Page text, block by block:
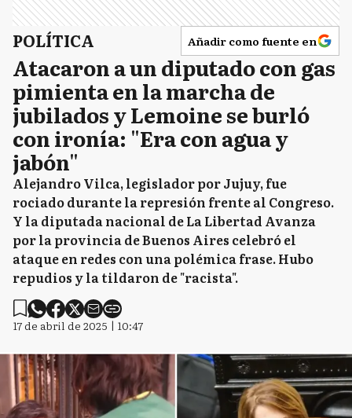
POLÍTICA Añadir como fuente en
Atacaron a un diputado con gas
pimienta en la marcha de
jubilados y Lemoine se burló
con ironía: "Era con agua y
jabón"
Alejandro Vilca, legislador por Jujuy, fue
rociado durante la represión frente al Congreso.
Y la diputada nacional de La Libertad Avanza
por la provincia de Buenos Aires celebró el
ataque en redes con una polémica frase. Hubo
repudios y la tildaron de "racista".
17 de abril de 2025 | 10:47